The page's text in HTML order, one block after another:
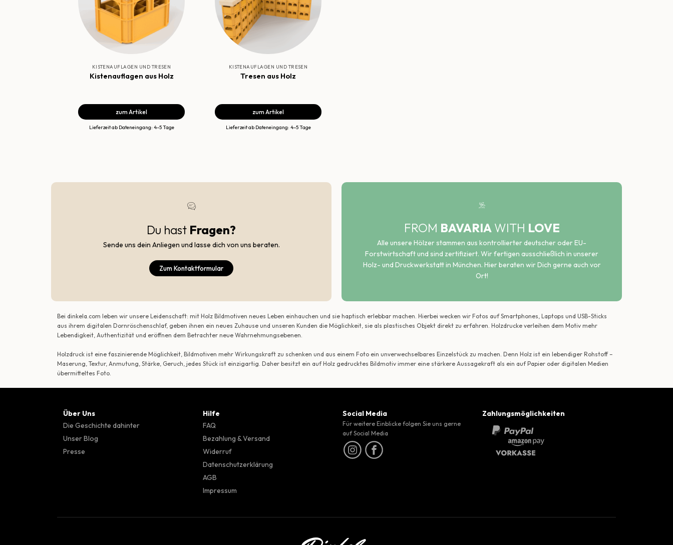
KISTENAUFLAGEN UND TRESEN
Kistenauflagen aus Holz
zum Artikel
Lieferzeit ab Dateneingang: 4–5 Tage
KISTENAUFLAGEN UND TRESEN
Tresen aus Holz
zum Artikel
Lieferzeit ab Dateneingang: 4–5 Tage
Du hast Fragen?
Sende uns dein Anliegen und lasse dich von uns beraten.
Zum Kontaktformular
FROM BAVARIAWITH LOVE
Alle unsere Hölzer stammen aus kontrollierter deutscher oder EU-
Forstwirtschaft und sind zertifiziert. Wir fertigen ausschließlich in unserer
Holz- und Druckwerkstatt in München. Hier beraten wir Dich gerne auch vor
Ort!
Bei dinkela.com leben wir unsere Leidenschaft: mit Holz Bildmotiven neues Leben einhauchen und sie haptisch erlebbar machen. Hierbei wecken wir Fotos auf Smartphones, Laptops und USB-Sticks
aus ihrem digitalen Dornröschenschlaf, geben ihnen ein neues Zuhause und unseren Kunden die Möglichkeit, sie als plastisches Objekt direkt zu erfahren. Holzdrucke verleihen dem Motiv mehr
Lebendigkeit, Authentizität und eröffnen dem Betrachter neue Wahrnehmungsebenen.
Holzdruck ist eine faszinierende Möglichkeit, Bildmotiven mehr Wirkungskraft zu schenken und aus einem Foto ein unverwechselbares Einzelstück zu machen. Denn Holz ist ein lebendiger Rohstoff –
Maserung, Textur, Anmutung, Stärke, Geruch, jedes Stück ist einzigartig. Daher besitzt ein auf Holz gedrucktes Bildmotiv immer eine stärkere Aussagekraft als ein auf Papier oder digitalen Medien
übermitteltes Foto.
Über Uns
Die Geschichte dahinter
Unser Blog
Presse
Hilfe
FAQ
Bezahlung & Versand
Widerruf
Datenschutzerklärung
AGB
Impressum
Social Media
Für weitere Einblicke folgen Sie uns gerne
auf Social Media
Zahlungsmöglichkeiten